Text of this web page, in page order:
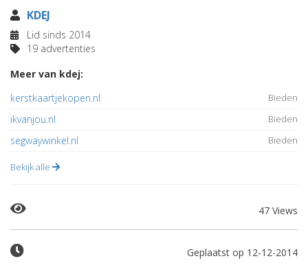
KDEJ
Lid sinds 2014
19 advertenties
Meer van kdej:
kerstkaartjekopen.nl
Bieden
ikvanjou.nl Bieden
segwaywinkel.nl Bieden
Bekijk alle
47 Views
Geplaatst op 12-12-2014